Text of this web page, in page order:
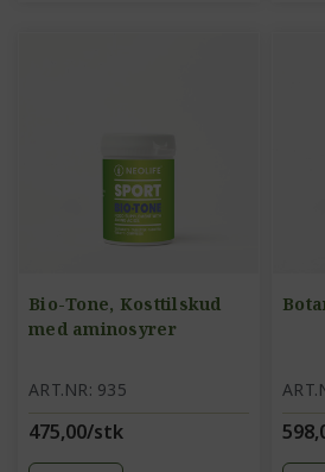
Bio-Tone, Kosttilskud
med aminosyrer
ART.NR: 935
475,00/stk